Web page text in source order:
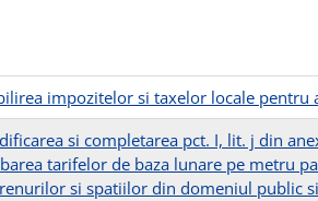
impozitelor si taxelor locale pentru
si completarea pct. I, lit. j din
tarifelor de baza lunare pe metru
si spatiilor din domeniul public